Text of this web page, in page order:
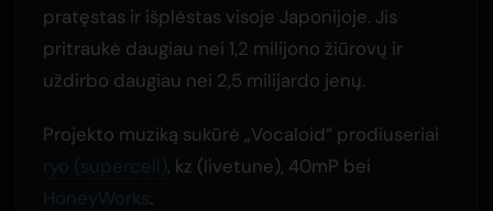
pratęstas ir išplėstas visoje Japonijoje. Jis
pritraukė daugiau nei 1,2 milijono žiūrovų ir
uždirbo daugiau nei 2,5 milijardo jenų.
Projekto muziką sukūrė „Vocaloid“ prodiuseriai
ryo (supercell), kz (livetune), 40mP bei
HoneyWorks.